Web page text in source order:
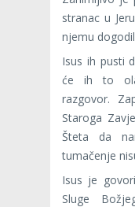
stranac u
njemu
Isus ih pusti
će ih to
razgovor.
Staroga
Šteta da
tumačenje
Isus je
Sluge